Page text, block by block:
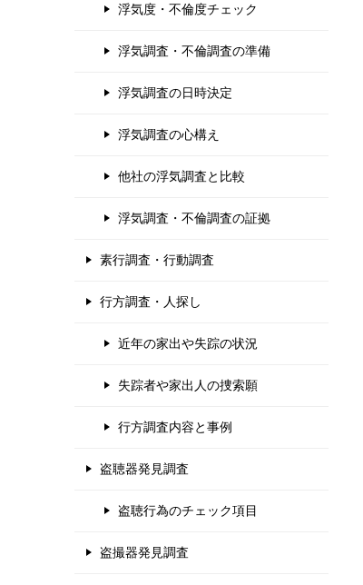
浮気度・不倫度チェック
浮気調査・不倫調査の準備
浮気調査の日時決定
浮気調査の心構え
他社の浮気調査と比較
浮気調査・不倫調査の証拠
素行調査・行動調査
行方調査・人探し
近年の家出や失踪の状況
失踪者や家出人の捜索願
行方調査内容と事例
盗聴器発見調査
盗聴行為のチェック項目
盗撮器発見調査